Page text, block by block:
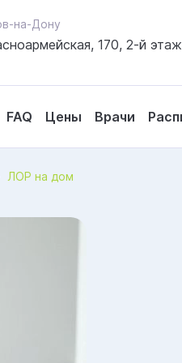
на-Дону
170, 2-й этаж
FAQ Цены Врачи
Политикой обработки
ЛОР на дом